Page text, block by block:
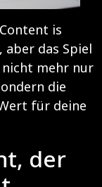
is
aber das Spiel
mehr nur
die
für deine
der